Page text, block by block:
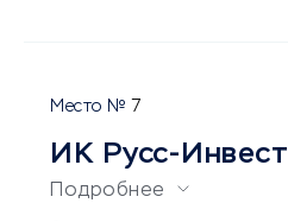
7
ИК Русс-Инвест
Подробнее